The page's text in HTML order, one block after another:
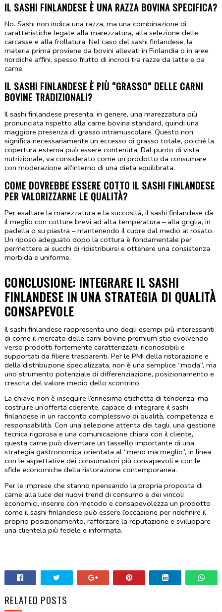
IL SASHI FINLANDESE È UNA RAZZA BOVINA SPECIFICA?
No. Sashi non indica una razza, ma una combinazione di
caratteristiche legate alla marezzatura, alla selezione delle
carcasse e alla frollatura. Nel caso del sashi finlandese, la
materia prima proviene da bovini allevati in Finlandia o in aree
nordiche affini, spesso frutto di incroci tra razze da latte e da
carne.
IL SASHI FINLANDESE È PIÙ “GRASSO” DELLE CARNI
BOVINE TRADIZIONALI?
Il sashi finlandese presenta, in genere, una marezzatura più
pronunciata rispetto alla carne bovina standard, quindi una
maggiore presenza di grasso intramuscolare. Questo non
significa necessariamente un eccesso di grasso totale, poiché la
copertura esterna può essere contenuta. Dal punto di vista
nutrizionale, va considerato come un prodotto da consumare
con moderazione all’interno di una dieta equilibrata.
COME DOVREBBE ESSERE COTTO IL SASHI FINLANDESE
PER VALORIZZARNE LE QUALITÀ?
Per esaltare la marezzatura e la succosità, il sashi finlandese dà
il meglio con cotture brevi ad alta temperatura – alla griglia, in
padella o su piastra – mantenendo il cuore dal medio al rosato.
Un riposo adeguato dopo la cottura è fondamentale per
permettere ai succhi di ridistribuirsi e ottenere una consistenza
morbida e uniforme.
CONCLUSIONE: INTEGRARE IL SASHI
FINLANDESE IN UNA STRATEGIA DI QUALITÀ
CONSAPEVOLE
Il sashi finlandese rappresenta uno degli esempi più interessanti
di come il mercato delle carni bovine premium stia evolvendo
verso prodotti fortemente caratterizzati, riconoscibili e
supportati da filiere trasparenti. Per le PMI della ristorazione e
della distribuzione specializzata, non è una semplice “moda”, ma
uno strumento potenziale di differenziazione, posizionamento e
crescita del valore medio dello scontrino.
La chiave non è inseguire l’ennesima etichetta di tendenza, ma
costruire un’offerta coerente, capace di integrare il sashi
finlandese in un racconto complessivo di qualità, competenza e
responsabilità. Con una selezione attenta dei tagli, una gestione
tecnica rigorosa e una comunicazione chiara con il cliente,
questa carne può diventare un tassello importante di una
strategia gastronomica orientata al “meno ma meglio”, in linea
con le aspettative dei consumatori più consapevoli e con le
sfide economiche della ristorazione contemporanea.
Per le imprese che stanno ripensando la propria proposta di
carne alla luce dei nuovi trend di consumo e dei vincoli
economici, inserire con metodo e consapevolezza un prodotto
come il sashi finlandese può essere l’occasione per ridefinire il
proprio posizionamento, rafforzare la reputazione e sviluppare
una clientela più fedele e informata.
RELATED POSTS